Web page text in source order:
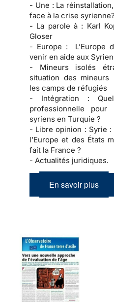
- Une : La
face à la crise syrienne?
- La parole à : Karl
Gloser
- Europe : L’Europe
venir en aide aux
- Mineurs isolés
situation des mineurs
les camps de réfugiés
- Intégration :
professionnelle pour
syriens en Turquie ?
- Libre opinion : Syrie :
l’Europe et des États
fait la France ?
- Actualités juridiques.
En savoir plus